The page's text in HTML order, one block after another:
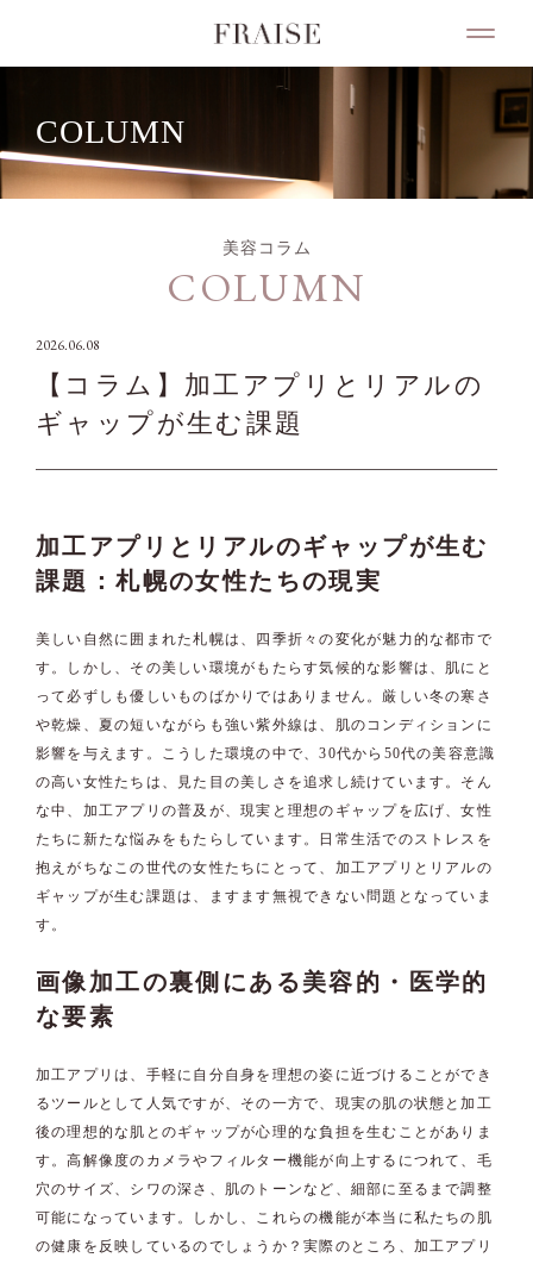
COLUMN
美容コラム
COLUMN
2026.06.08
【コラム】加工アプリとリアルの
ギャップが生む課題
加工アプリとリアルのギャップが生む
課題：札幌の女性たちの現実
美しい自然に囲まれた札幌は、四季折々の変化が魅力的な都市で
す。しかし、その美しい環境がもたらす気候的な影響は、肌にと
って必ずしも優しいものばかりではありません。厳しい冬の寒さ
や乾燥、夏の短いながらも強い紫外線は、肌のコンディションに
影響を与えます。こうした環境の中で、30代から50代の美容意識
の高い女性たちは、見た目の美しさを追求し続けています。そん
な中、加工アプリの普及が、現実と理想のギャップを広げ、女性
たちに新たな悩みをもたらしています。日常生活でのストレスを
抱えがちなこの世代の女性たちにとって、加工アプリとリアルの
ギャップが生む課題は、ますます無視できない問題となっていま
す。
画像加工の裏側にある美容的・医学的
な要素
加工アプリは、手軽に自分自身を理想の姿に近づけることができ
るツールとして人気ですが、その一方で、現実の肌の状態と加工
後の理想的な肌とのギャップが心理的な負担を生むことがありま
す。高解像度のカメラやフィルター機能が向上するにつれて、毛
穴のサイズ、シワの深さ、肌のトーンなど、細部に至るまで調整
可能になっています。しかし、これらの機能が本当に私たちの肌
の健康を反映しているのでしょうか？実際のところ、加工アプリ